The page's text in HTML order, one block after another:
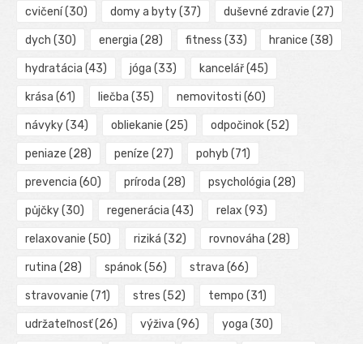
cvičení(30) domy a byty(37) duševné zdravie (27)
dych (30) energia (28) fitness (33) hranice (38)
hydratácia (43) jóga (33) kancelář(45)
krása (61) liečba (35) nemovitosti (60)
návyky(34) obliekanie (25) odpočinok(52)
peniaze (28) peníze (27) pohyb (71)
prevencia (60) príroda (28) psychológia (28)
půjčky(30) regenerácia (43) relax (93)
relaxovanie (50) riziká (32) rovnováha (28)
rutina (28) spánok(56) strava (66)
stravovanie (71) stres (52) tempo (31)
udržateľnosť(26) výživa (96) yoga (30)